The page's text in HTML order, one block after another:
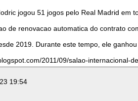
jogou 51 jogos pelo Real Madrid em
de renovacao automatica do contrato
2019. Durante este tempo, ele
2011/09/salao-internacional-
19:54